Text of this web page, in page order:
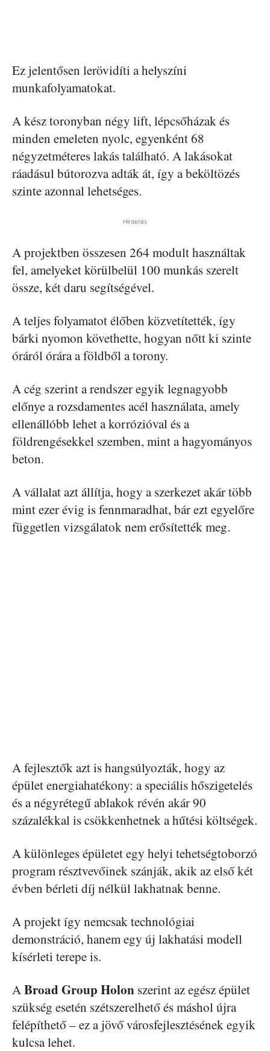
Ez jelentősen lerövidíti a helyszíni
munkafolyamatokat.
A kész toronyban négy lift, lépcsőházak és
minden emeleten nyolc, egyenként 68
négyzetméteres lakás található. A lakásokat
ráadásul bútorozva adták át, így a beköltözés
szinte azonnal lehetséges.
Hirdetés
A projektben összesen 264 modult használtak
fel, amelyeket körülbelül 100 munkás szerelt
össze, két daru segítségével.
A teljes folyamatot élőben közvetítették, így
bárki nyomon követhette, hogyan nőtt ki szinte
óráról órára a földből a torony.
A cég szerint a rendszer egyik legnagyobb
előnye a rozsdamentes acél használata, amely
ellenállóbb lehet a korrózióval és a
földrengésekkel szemben, mint a hagyományos
beton.
A vállalat azt állítja, hogy a szerkezet akár több
mint ezer évig is fennmaradhat, bár ezt egyelőre
független vizsgálatok nem erősítették meg.
A fejlesztők azt is hangsúlyozták, hogy az
épület energiahatékony: a speciális hőszigetelés
és a négyrétegű ablakok révén akár 90
százalékkal is csökkenhetnek a hűtési költségek.
A különleges épületet egy helyi tehetségtoborzó
program résztvevőinek szánják, akik az első két
évben bérleti díj nélkül lakhatnak benne.
A projekt így nemcsak technológiai
demonstráció, hanem egy új lakhatási modell
kísérleti terepe is.
ABroad Group Holon szerint az egész épület
szükség esetén szétszerelhető és máshol újra
felépíthető – ez a jövő városfejlesztésének egyik
kulcsa lehet.